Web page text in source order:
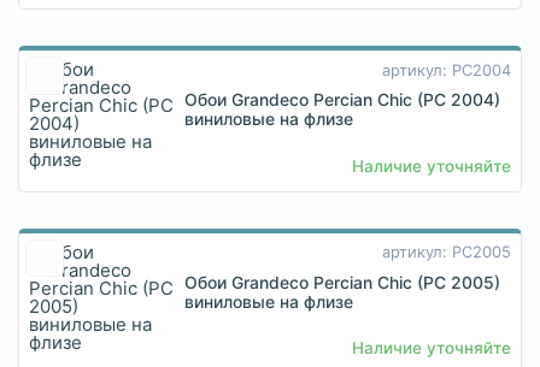
артикул: PC2004
Обои Grandeco Percian Chic (PC 2004)
виниловые на флизе
Наличие уточняйте
артикул: PC2005
Обои Grandeco Percian Chic (PC 2005)
виниловые на флизе
Наличие уточняйте